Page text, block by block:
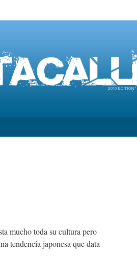
mucho toda su cultura pero
tendencia japonesa que data